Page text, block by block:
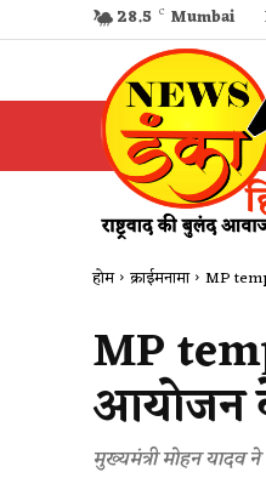
28.5 C Mumbai
होम क्राईमनामा MP
MP
आयोजन
मुख्यमंत्री मोहन यादव